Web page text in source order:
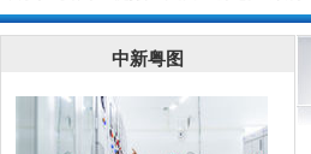
中新粤图